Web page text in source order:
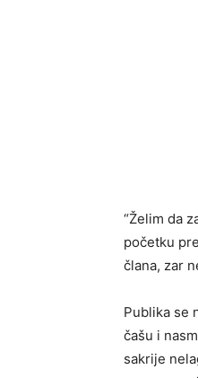
“Želim da
početku
člana, zar
Publika se
čašu i
sakrije